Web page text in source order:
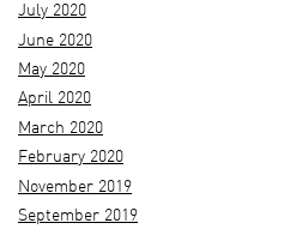
July 2020
June 2020
May 2020
April 2020
March 2020
February 2020
November 2019
September 2019